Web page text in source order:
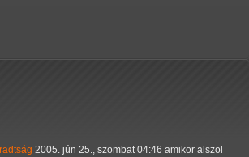
2005. jún 25., szombat 04:46 amikor alszol